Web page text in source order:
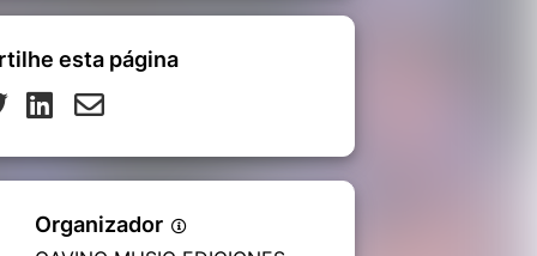
esta página
Organizador